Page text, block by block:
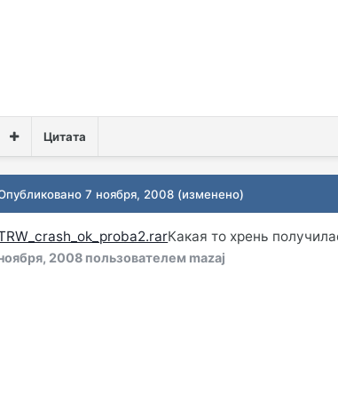
Цитата
7 ноября, 2008 (изменено)
Какая то хрень
2008 пользователем mazaj